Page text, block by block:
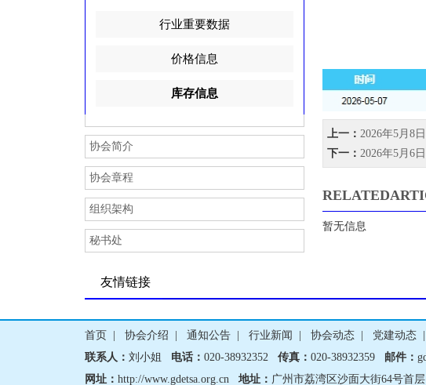
热烈祝贺深圳市路易思哲服饰有限公司
r
r
r
热烈祝贺佛山市索固五金建材有限公司成
行业重要数据
价格信息
库存信息
协会简介
协会章程
组织架构
秘书处
上一： 2026年5月8
下一： 2026年5月6
暂无信息
友情链接
首页 协会介绍 通知公告 行业新闻 协会动态 党建动态
联系人： 刘小姐 电话： 020-38932352 传真： 020-38932359 邮件：
网址： http://www.gdetsa.org.cn 地址： 广州市荔湾区沙面大街64号首层